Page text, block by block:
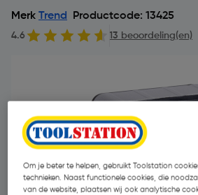
Merk Trend Productcode: 13425
4.6 13 beoordeling(en)
Om je beter te helpen, gebruikt Toolstation
technieken. Naast functionele cookies, die
van de website, plaatsen wij ook analytische